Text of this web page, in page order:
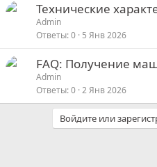
Технические
Admin
Ответы 0 5 Янв 2026
FAQ: Получение
Admin
Ответы 0 2 Янв 2026
Войдите или